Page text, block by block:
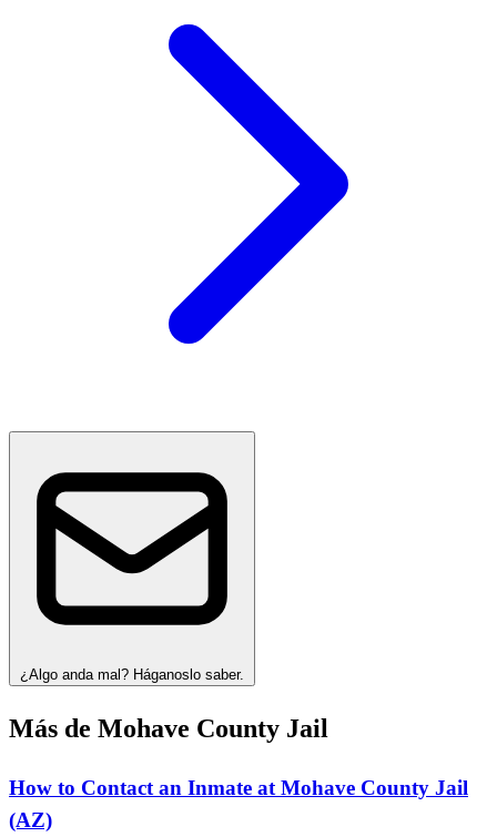
¿Algo anda mal? Háganoslo saber.
Más de Mohave County Jail
How to Contact an Inmate at Mohave County Jail
(AZ)